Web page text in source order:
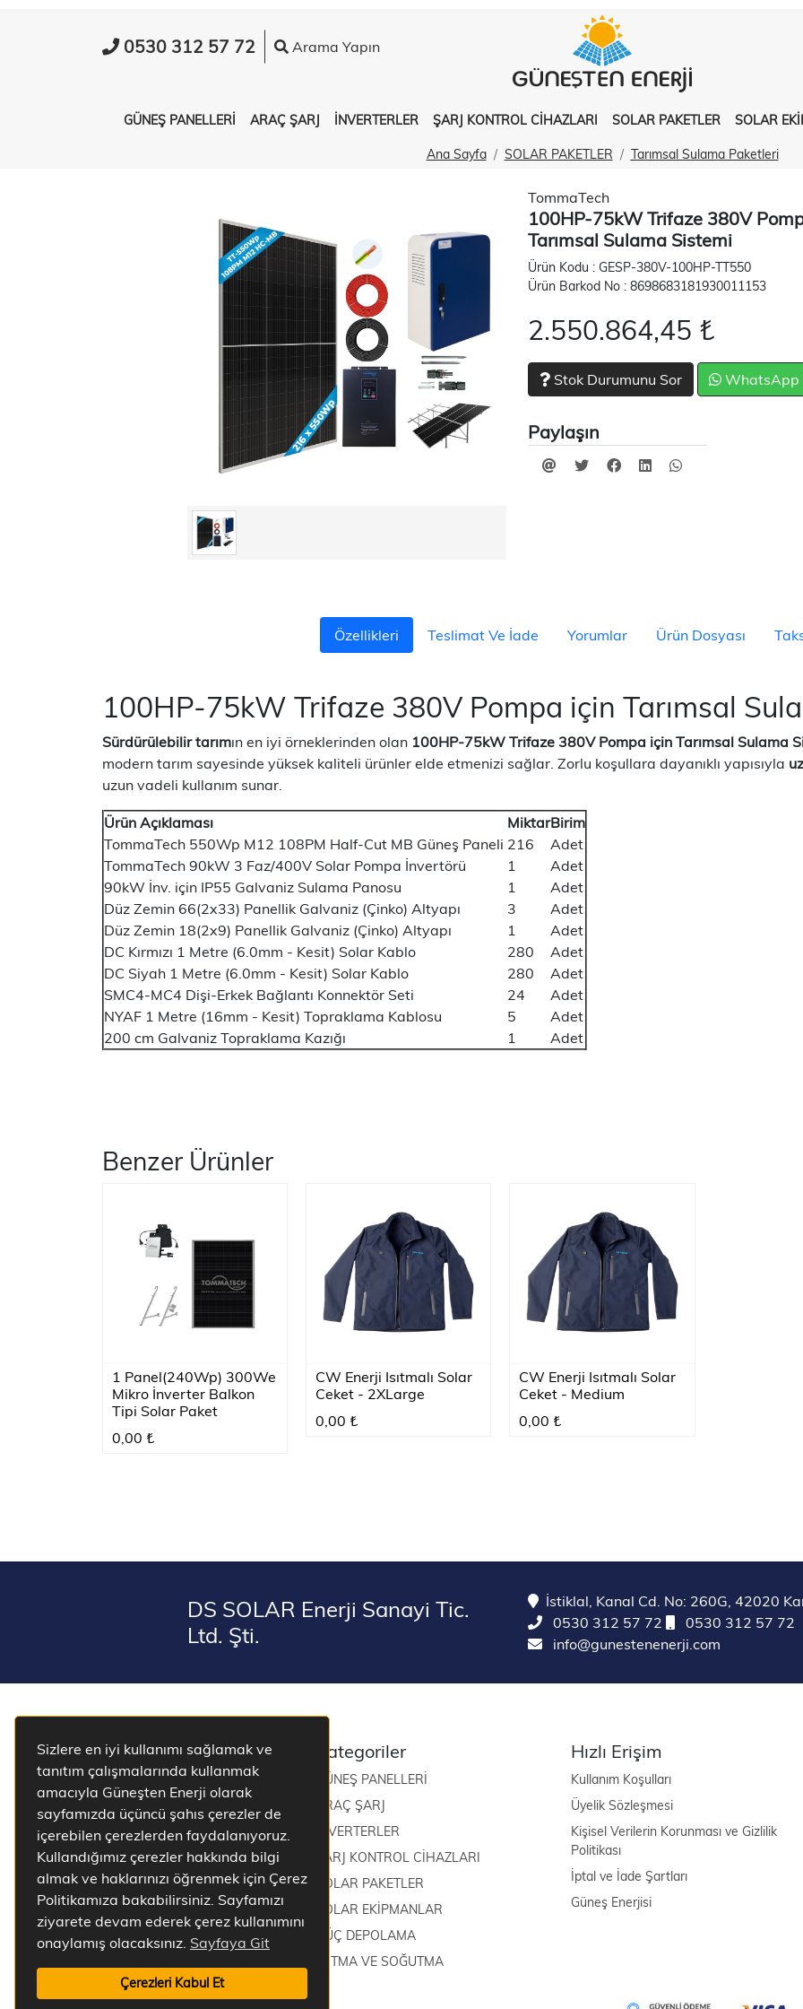
Sizlere en iyi kullanımı sağlamak ve
tanıtım çalışmalarında kullanmak
amacıyla Güneşten Enerji olarak
sayfamızda üçüncü şahıs çerezler de
içerebilen çerezlerden faydalanıyoruz.
Kullandığımız çerezler hakkında bilgi
almak ve haklarınızı öğrenmek için Çerez
Politikamıza bakabilirsiniz. Sayfamızı
ziyarete devam ederek çerez kullanımını
onaylamış olacaksınız. Sayfaya Git
Çerezleri Kabul Et
0530 312 57 72 Arama Yapın
GÜNEŞ PANELLERİ ARAÇ ŞARJ İNVERTERLER ŞARJ KONTROL CİHAZLARI SOLAR PAKETLER SOLAR
Ana Sayfa SOLAR PAKETLER Tarımsal Sulama Paketleri
TommaTech
100HP-75kW Trifaze 380V
Tarımsal Sulama Sistemi
Ürün Kodu : GESP-380V-100HP-TT550
Ürün Barkod No : 8698683181930011153
2.550.864,45 ₺
Stok Durumunu Sor WhatsApp
Paylaşın
Özellikleri Teslimat Ve İade Yorumlar Ürün Dosyası
100HP-75kW Trifaze 380V Pompa için Tarımsal
Sürdürülebilir tarımın en iyi örneklerinden olan 100HP-75kW Trifaze 380V Pompa için Tarımsal Sulama
modern tarım sayesinde yüksek kaliteli ürünler elde etmenizi sağlar. Zorlu koşullara dayanıklı yapısıyla
uzun vadeli kullanım sunar.
Ürün Açıklaması MiktarBirim
TommaTech 550Wp M12 108PM Half-Cut MB Güneş Paneli 216
Adet
TommaTech 90kW 3 Faz/400V Solar Pompa İnvertörü
1
Adet
90kW İnv. için IP55 Galvaniz Sulama Panosu
1
Adet
Düz Zemin 66(2x33) Panellik Galvaniz (Çinko) Altyapı
3
Adet
Düz Zemin 18(2x9) Panellik Galvaniz (Çinko) Altyapı
1
Adet
DC Kırmızı 1 Metre (6.0mm - Kesit) Solar Kablo
280
Adet
DC Siyah 1 Metre (6.0mm - Kesit) Solar Kablo
280
Adet
SMC4-MC4 Dişi-Erkek Bağlantı Konnektör Seti
24
Adet
NYAF 1 Metre (16mm - Kesit) Topraklama Kablosu
5
Adet
200 cm Galvaniz Topraklama Kazığı
1 Adet
Benzer Ürünler
1 Panel(240Wp) 300We
Mikro İnverter Balkon
Tipi Solar Paket
0,00 ₺
CW Enerji Isıtmalı Solar
Ceket - 2XLarge
0,00 ₺
CW Enerji Isıtmalı Solar
Ceket - Medium
0,00 ₺
DS SOLAR Enerji Sanayi Tic.
Ltd. Şti.
İstiklal, Kanal Cd. No: 260G, 42020
0530 312 57 72
0530 312 57 72
info@gunestenenerji.com
Kategoriler
GÜNEŞ PANELLERİ
ARAÇ ŞARJ
İNVERTERLER
ŞARJ KONTROL CİHAZLARI
SOLAR PAKETLER
SOLAR EKİPMANLAR
GÜÇ DEPOLAMA
ISITMA VE SOĞUTMA
Hızlı Erişim
Kullanım Koşulları
Üyelik Sözleşmesi
Kişisel Verilerin Korunması ve Gizlilik
Politikası
İptal ve İade Şartları
Güneş Enerjisi